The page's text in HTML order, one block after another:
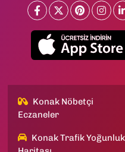
Konak Nöbetçi
Eczaneler
Konak Trafik Yoğunluk